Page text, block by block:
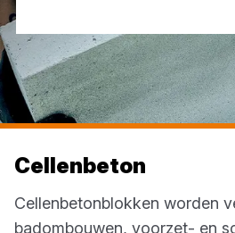
Cellenbeton
Cellenbetonblokken worden
badombouwen, voorzet- en